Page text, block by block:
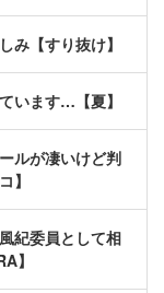
み【すり抜け】
います…【夏】
ルが凄いけど判
】
紀委員として相
】